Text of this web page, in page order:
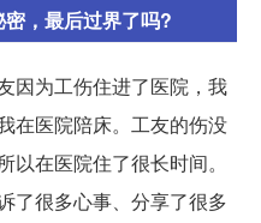
，最后过界了吗?
因为工伤住进了医院，我
在医院陪床。工友的伤没
在医院住了很长时间。
了很多心事、分享了很多